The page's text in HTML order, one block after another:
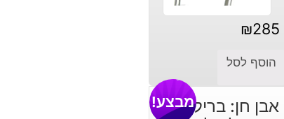
₪285
הוסף לסל
אבן חן: בריל צהוב
מבצע!